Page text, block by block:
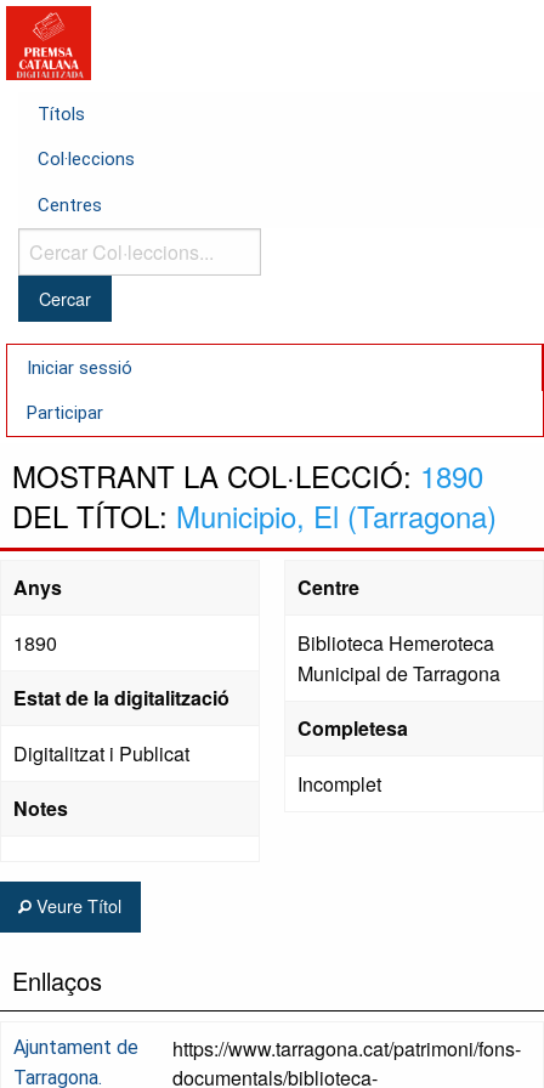
Títols
Col·leccions
Centres
Cercar
Col·leccions...
Iniciar sessió
Participar
MOSTRANT LA COL·LECCIÓ: 1890
DEL TÍTOL: Municipio, El (Tarragona)
Anys
1890
Estat de la digitalització
Digitalitzat i Publicat
Notes
Centre
Biblioteca Hemeroteca
Municipal de Tarragona
Completesa
Incomplet
Veure Títol
Enllaços
Ajuntament de
Tarragona.
https://www.tarragona.cat/patrimoni/fons-
documentals/biblioteca-